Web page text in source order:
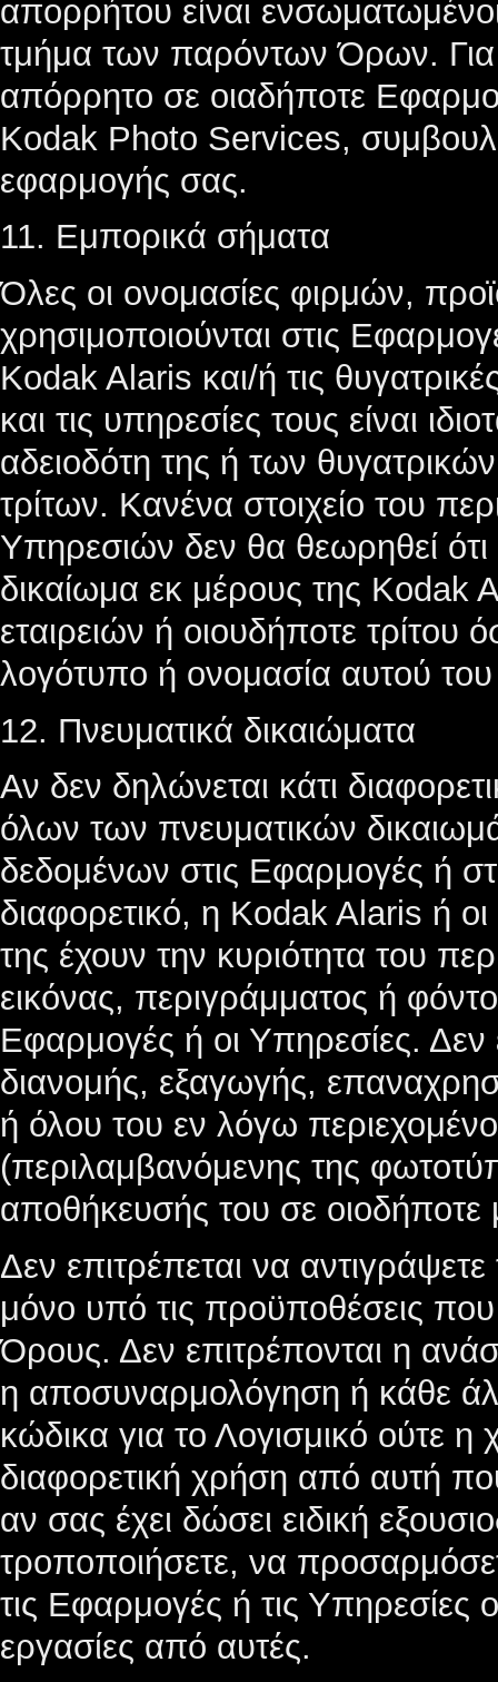
απορρήτου είναι
τμήμα των παρόντων Όρων.
απόρρητο σε οιαδήποτε
Kodak Photo Services,
εφαρμογής σας.
11. Εμπορικά σήματα
Όλες οι ονομασίες φιρμών,
χρησιμοποιούνται στις
Kodak Alaris και/ή τις
και τις υπηρεσίες τους είναι
αδειοδότη της ή των
τρίτων. Κανένα στοιχείο του
Υπηρεσιών δεν θα θεωρηθεί
δικαίωμα εκ μέρους της Kodak
εταιρειών ή οιουδήποτε τρίτου
λογότυπο ή ονομασία αυτού του
12. Πνευματικά δικαιώματα
Αν δεν δηλώνεται κάτι
όλων των πνευματικών
δεδομένων στις Εφαρμογές ή
διαφορετικό, η Kodak Alaris ή οι
της έχουν την κυριότητα του
εικόνας, περιγράμματος ή
Εφαρμογές ή οι Υπηρεσίες. Δεν
διανομής, εξαγωγής,
ή όλου του εν λόγω
(περιλαμβανόμενης της
αποθήκευσής του σε οιοδήποτε
Δεν επιτρέπεται να
μόνο υπό τις προϋποθέσεις
Όρους. Δεν επιτρέπονται η
η αποσυναρμολόγηση ή κάθε
κώδικα για το Λογισμικό ούτε
διαφορετική χρήση από αυτή
αν σας έχει δώσει ειδική
τροποποιήσετε, να
τις Εφαρμογές ή τις
εργασίες από αυτές.